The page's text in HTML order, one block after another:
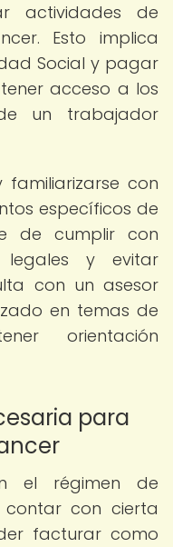
actividades de
Esto implica
Social y pagar
acceso a los
un trabajador
familiarizarse con
específicos de
de cumplir con
legales y evitar
con un asesor
en temas de
orientación
para
el régimen de
contar con cierta
facturar como